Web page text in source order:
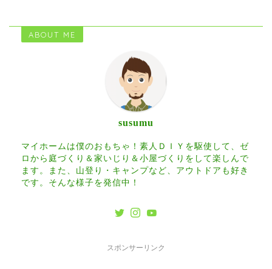
ABOUT ME
susumu
マイホームは僕のおもちゃ！素人ＤＩＹを駆使して、ゼ
ロから庭づくり＆家いじり＆小屋づくりをして楽しんで
ます。また、山登り・キャンプなど、アウトドアも好き
です。そんな様子を発信中！
スポンサーリンク